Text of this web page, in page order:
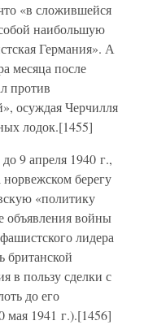
«в сложившейся
наибольшую
Германия». А
месяца после
против
осуждая Черчилля
лодок.[1455]
9 апреля 1940 г.,
берегу
«политику
объявления войны
лидера
британской
в пользу сделки с
до его
мая 1941 г.).[1456]